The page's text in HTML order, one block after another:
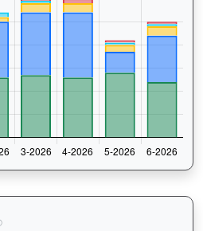
浪漫鬥士（L240）— 馬匹體重與負磅